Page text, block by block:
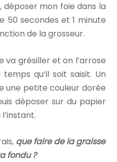
déposer mon foie dans la
secondes et 1 minute
de la grosseur.
va grésiller et on l’arrose
qu’il soit saisit. Un
une petite couleur dorée
déposer sur du papier
que faire de la graisse
fondu ?